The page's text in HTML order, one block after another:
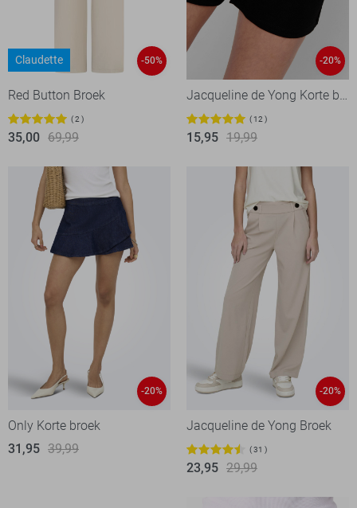
Claudette -50%
Red Button Broek
2
35,00 69,99
-20%
Jacqueline de Yong Korte broek
12
15,95 19,99
-20%
Only Korte broek
31,95 39,99
-20%
Jacqueline de Yong Broek
31
23,95 29,99